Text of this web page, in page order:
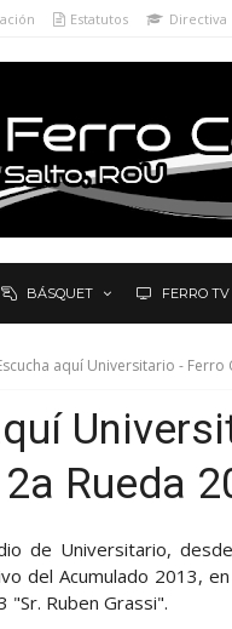
Estatutos Directiva
BÁSQUET FERRO TV
aquí Universitario - Ferro
Rueda
de Universitario,
del Acumulado 2013,
"Sr. Ruben Grassi".